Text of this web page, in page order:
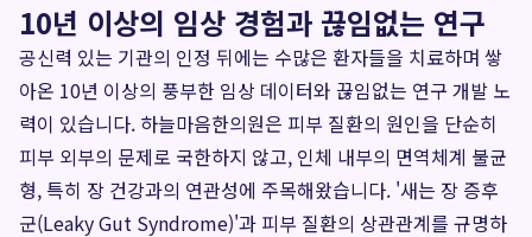
10년 이상의 임상 경험과 끊임없는 연구
공신력 있는 기관의 인정 뒤에는 수많은 환자들을 치료하며 쌓
아온 10년 이상의 풍부한 임상 데이터와 끊임없는 연구 개발 노
력이 있습니다. 하늘마음한의원은 피부 질환의 원인을 단순히
피부 외부의 문제로 국한하지 않고, 인체 내부의 면역체계 불균
형, 특히 장 건강과의 연관성에 주목해왔습니다. '새는 장 증후
군(Leaky Gut Syndrome)'과 피부 질환의 상관관계를 규명하